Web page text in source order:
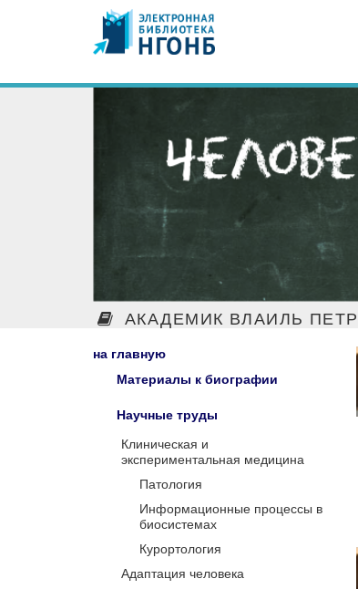
АКАДЕМИК ВЛАИЛЬ
на главную
Материалы к биографии
Научные труды
Клиническая и
экспериментальная медицина
Патология
Информационные процессы в
биосистемах
Курортология
Адаптация человека